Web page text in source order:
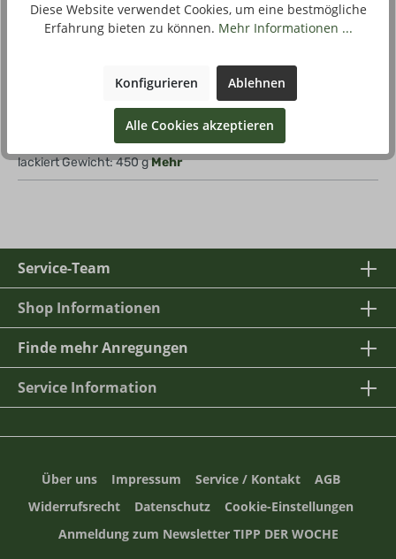
Zum Merkzettel hinzufügen
Größe: 60 x 20 cm (LxH) Materialstärke ca. 1,7 mm beidseitig
lackiert Gewicht: 450 gMehr
Service-Team
Shop Informationen
Finde mehr Anregungen
Service Information
Über uns Impressum Service / Kontakt
AGB
Widerrufsrecht
Datenschutz
Cookie-Einstellungen
Anmeldung zum Newsletter TIPP DER WOCHE
Diese Website verwendet Cookies, um eine bestmögliche
Erfahrung bieten zu können. Mehr Informationen ...
Konfigurieren Ablehnen
Alle Cookies akzeptieren